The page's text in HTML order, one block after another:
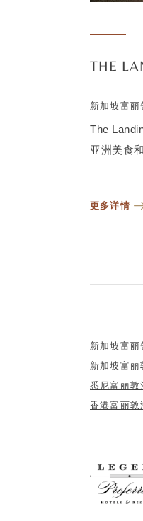
THE
新加坡富丽
The
亚洲美食
更多详情
新加坡富丽
新加坡富丽
悉尼富丽敦
香港富丽敦